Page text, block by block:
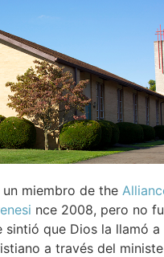
un miembro de the
nce 2008, pero no
sintió que Dios la llamó a
a través del